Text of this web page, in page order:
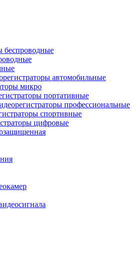
беспроводные
автомобильные
микро
портативные
профессиональные
спортивные
цифровые